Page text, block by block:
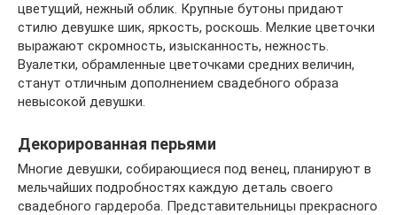
цветущий, нежный облик. Крупные бутоны придают
стилю девушке шик, яркость, роскошь. Мелкие цветочки
выражают скромность, изысканность, нежность.
Вуалетки, обрамленные цветочками средних величин,
станут отличным дополнением свадебного образа
невысокой девушки.
Декорированная перьями
Многие девушки, собирающиеся под венец, планируют в
мельчайших подробностях каждую деталь своего
свадебного гардероба. Представительницы прекрасного